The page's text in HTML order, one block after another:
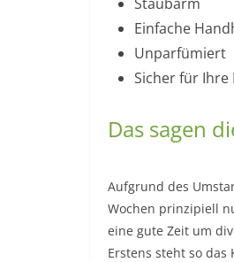
Einfache
Unparfümiert
Sicher für Ihre
Das sagen
Aufgrund des
Wochen prinzipiell
eine gute Zeit um
Erstens steht so